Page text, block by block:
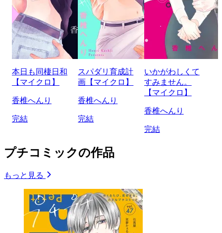
本日も同棲日和
【マイクロ】
香椎へんり
完結
スパダリ育成計
画【マイクロ】
香椎へんり
完結
いかがわしくて
すみません。
【マイクロ】
香椎へんり
完結
プチコミックの作品
もっと見る